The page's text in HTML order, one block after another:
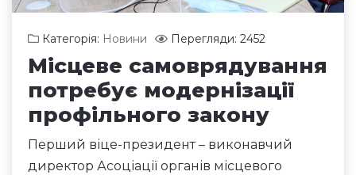
Категорія: Новини Перегляди: 2452
Місцеве самоврядування
потребує модернізації
профільного закону
Перший віце-президент – виконавчий
директор Асоціації органів місцевого